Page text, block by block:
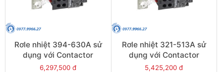
Rơle nhiệt 394-630A sử
dụng với Contactor
LC1E630 - Model LRE489
6,297,500 đ
Rơle nhiệt 321-513A sử
dụng với Contactor
LC1E500 - Model LRE488
5,425,200 đ